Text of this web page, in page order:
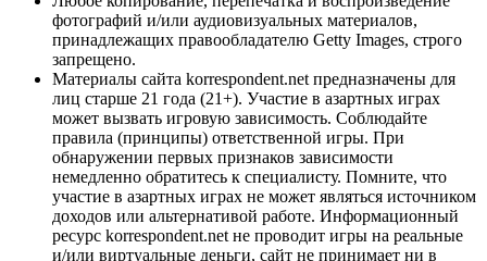
фотографий и/или аудиовизуальных материалов,
принадлежащих правообладателю Getty Images, строго
запрещено.
Материалы сайта korrespondent.net предназначены для
лиц старше 21 года (21+). Участие в азартных играх
может вызвать игровую зависимость. Соблюдайте
правила (принципы) ответственной игры. При
обнаружении первых признаков зависимости
немедленно обратитесь к специалисту. Помните, что
участие в азартных играх не может являться источником
доходов или альтернативой работе. Информационный
ресурс korrespondent.net не проводит игры на реальные
и/или виртуальные деньги, сайт не принимает ни в